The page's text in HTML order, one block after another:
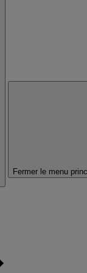
Fermer le menu